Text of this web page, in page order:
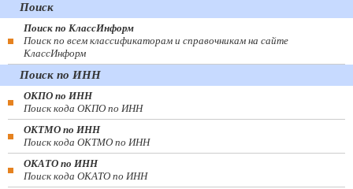
Поиск
Поиск по КлассИнформ
Поиск по всем классификаторам и справочникам на сайте
КлассИнформ
Поиск по ИНН
ОКПО по ИНН
Поиск кода ОКПО по ИНН
ОКТМО по ИНН
Поиск кода ОКТМО по ИНН
ОКАТО по ИНН
Поиск кода ОКАТО по ИНН